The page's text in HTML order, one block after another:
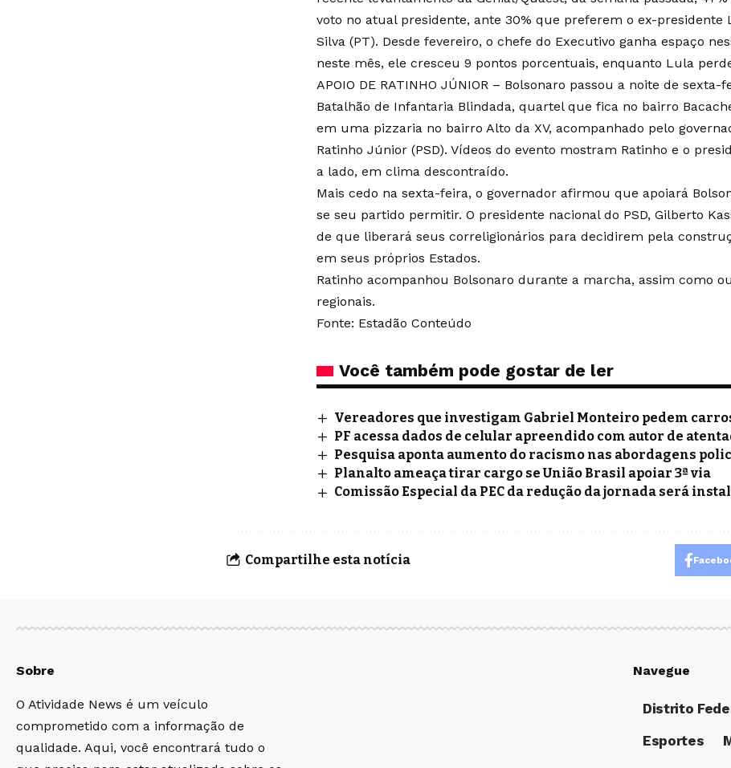
voto no atual presidente, ante 30% que preferem o ex-presidente
Silva (PT). Desde fevereiro, o chefe do Executivo ganha espaço
neste mês, ele cresceu 9 pontos porcentuais, enquanto Lula
APOIO DE RATINHO JÚNIOR – Bolsonaro passou a noite de sexta-
Batalhão de Infantaria Blindada, quartel que fica no bairro
em uma pizzaria no bairro Alto da XV, acompanhado pelo
Ratinho Júnior (PSD). Vídeos do evento mostram Ratinho e o
a lado, em clima descontraído.
Mais cedo na sexta-feira, o governador afirmou que apoiará
se seu partido permitir. O presidente nacional do PSD, Gilberto
de que liberará seus correligionários para decidirem pela
em seus próprios Estados.
Ratinho acompanhou Bolsonaro durante a marcha, assim como
regionais.
Fonte: Estadão Conteúdo
Você também pode gostar de ler
Vereadores que investigam Gabriel Monteiro pedem
PF acessa dados de celular apreendido com autor de
Pesquisa aponta aumento do racismo nas abordagens
Planalto ameaça tirar cargo se União Brasil apoiar 3ª via
Comissão Especial da PEC da redução da jornada será
Compartilhe esta notícia
Sobre
O Atividade News é um veículo
comprometido com a informação de
qualidade. Aqui, você encontrará tudo o
Navegue
Distrito
Esportes